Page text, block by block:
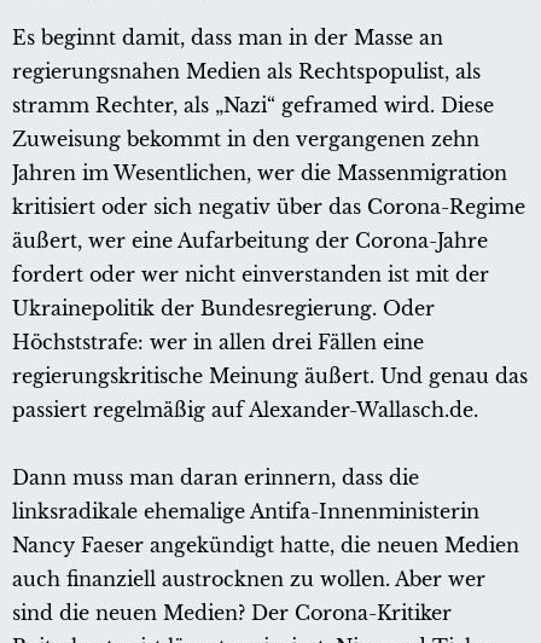
Es beginnt damit, dass man in der Masse an
regierungsnahen Medien als Rechtspopulist, als
stramm Rechter, als „Nazi“ geframed wird. Diese
Zuweisung bekommt in den vergangenen zehn
Jahren im Wesentlichen, wer die Massenmigration
kritisiert oder sich negativ über das Corona-Regime
äußert, wer eine Aufarbeitung der Corona-Jahre
fordert oder wer nicht einverstanden ist mit der
Ukrainepolitik der Bundesregierung. Oder
Höchststrafe: wer in allen drei Fällen eine
regierungskritische Meinung äußert. Und genau das
passiert regelmäßig auf Alexander-Wallasch.de.
Dann muss man daran erinnern, dass die
linksradikale ehemalige Antifa-Innenministerin
Nancy Faeser angekündigt hatte, die neuen Medien
auch finanziell austrocknen zu wollen. Aber wer
sind die neuen Medien? Der Corona-Kritiker